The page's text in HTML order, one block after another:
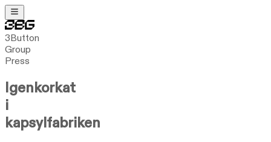
3Button
Group
Press
Igenkorkat
i
kapsylfabriken